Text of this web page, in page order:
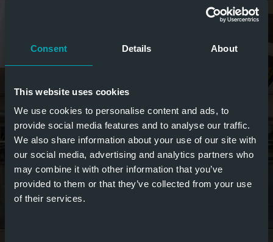
Consent Details About
This website uses cookies
We use cookies to personalise content and ads, to
provide social media features and to analyse our traffic.
We also share information about your use of our site with
our social media, advertising and analytics partners who
may combine it with other information that you’ve
provided to them or that they’ve collected from your use
of their services.